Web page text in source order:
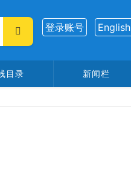
登录账号 English
目录 新闻栏